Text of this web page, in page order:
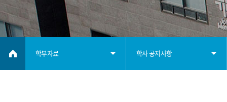
학부자료 학사 공지사항